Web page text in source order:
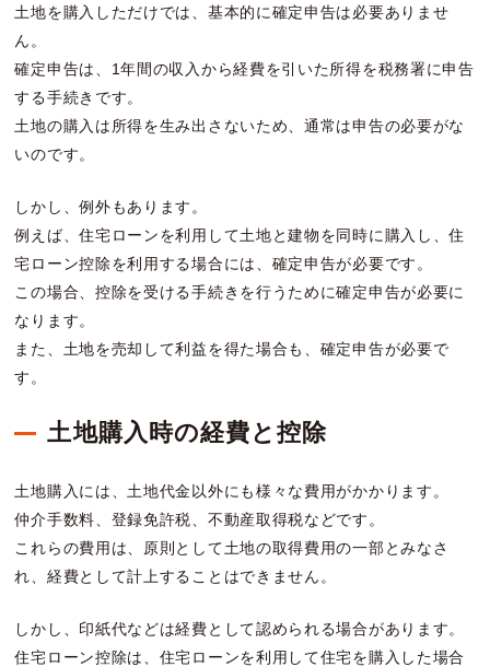
土地を購入しただけでは、基本的に確定申告は必要ありませ
ん。
確定申告は、1年間の収入から経費を引いた所得を税務署に申告
する手続きです。
土地の購入は所得を生み出さないため、通常は申告の必要がな
いのです。
しかし、例外もあります。
例えば、住宅ローンを利用して土地と建物を同時に購入し、住
宅ローン控除を利用する場合には、確定申告が必要です。
この場合、控除を受ける手続きを行うために確定申告が必要に
なります。
また、土地を売却して利益を得た場合も、確定申告が必要で
す。
土地購入時の経費と控除
土地購入には、土地代金以外にも様々な費用がかかります。
仲介手数料、登録免許税、不動産取得税などです。
これらの費用は、原則として土地の取得費用の一部とみなさ
れ、経費として計上することはできません。
しかし、印紙代などは経費として認められる場合があります。
住宅ローン控除は、住宅ローンを利用して住宅を購入した場合